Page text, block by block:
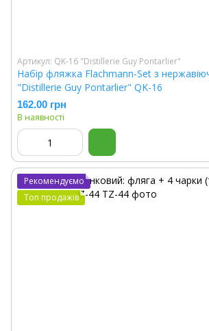
Артикул: QK-16 "Distillerie Guy Pontarlier"
Набір фляжка Flachmann-Set з
"Distillerie Guy Pontarlier" QK-16
162.00 грн
В наявності
Рекомендуємо
Топ продажів